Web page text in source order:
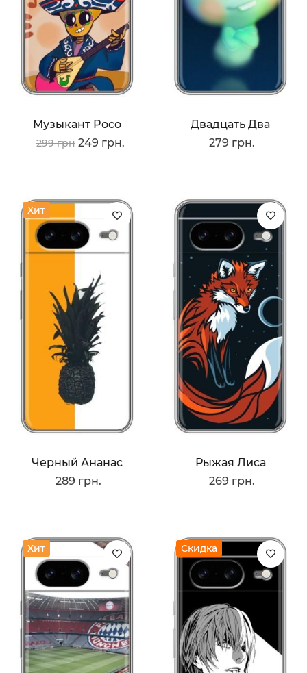
Музыкант Poco
299 грн 249 грн.
Двадцать Два
279 грн.
Хит
Черный Ананас
289 грн.
Рыжая Лиса
269 грн.
Хит Скидка